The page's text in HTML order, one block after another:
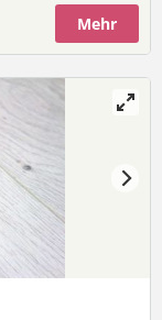
ca. 35 mm
Mehr